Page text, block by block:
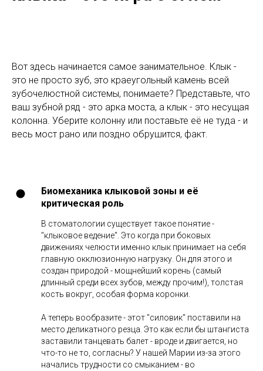
Вот здесь начинается самое занимательное. Клык -
это не просто зуб, это краеугольный камень всей
зубочелюстной системы, понимаете? Представьте, что
ваш зубной ряд - это арка моста, а клык - это несущая
колонна. Уберите колонну или поставьте её не туда - и
весь мост рано или поздно обрушится, факт.
Биомеханика клыковой зоны и её
критическая роль
В стоматологии существует такое понятие -
"клыковое ведение". Это когда при боковых
движениях челюсти именно клык принимает на себя
главную окклюзионную нагрузку. Он для этого и
создан природой - мощнейший корень (самый
длинный среди всех зубов, между прочим!), толстая
кость вокруг, особая форма коронки.
А теперь вообразите - этот "силовик" поставили на
место деликатного резца. Это как если бы штангиста
заставили танцевать балет - вроде и двигается, но
что-то не то, согласны? У нашей Марии из-за этого
начались трудности со смыканием - во